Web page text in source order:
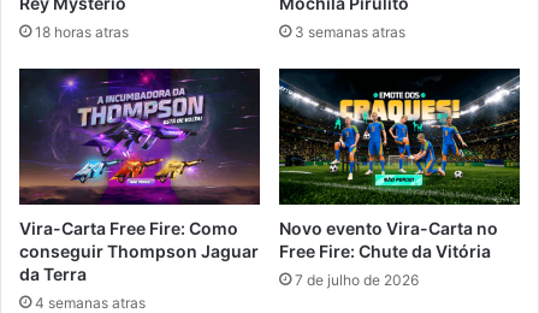
18 horas atras 3 semanas atras
Vira-Carta Free Fire: Como
conseguir Thompson Jaguar
da Terra
4 semanas atras
Novo evento Vira-Carta no
Free Fire: Chute da Vitória
7 de julho de 2026